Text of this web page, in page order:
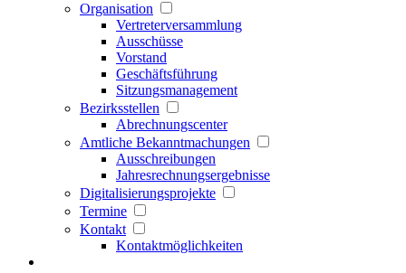
Organisation
Vertreterversammlung
Ausschüsse
Vorstand
Geschäftsführung
Sitzungsmanagement
Bezirksstellen
Abrechnungscenter
Amtliche Bekanntmachungen
Ausschreibungen
Jahresrechnungsergebnisse
Digitalisierungsprojekte
Termine
Kontakt
Kontaktmöglichkeiten